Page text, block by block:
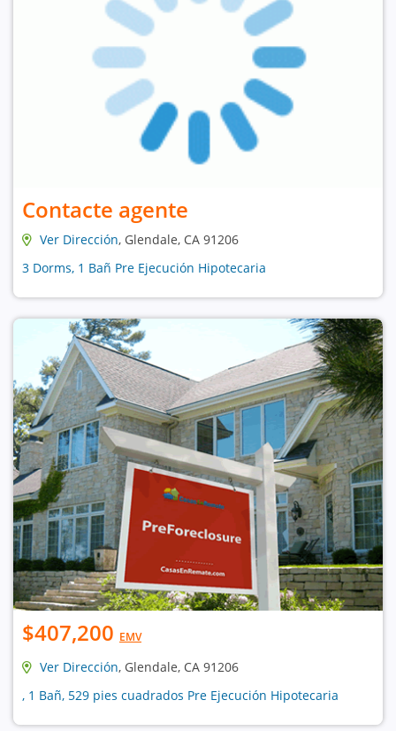
Contacte agente
Ver Dirección, Glendale, CA 91206
3 Dorms, 1 Bañ Pre Ejecución Hipotecaria
$407,200 EMV
Ver Dirección, Glendale, CA 91206
, 1 Bañ, 529 pies cuadrados Pre Ejecución Hipotecaria